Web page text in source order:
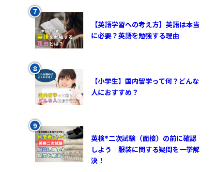
【英語学習への考え方】英語は本当
に必要？英語を勉強する理由
【小学生】国内留学って何？どんな
人におすすめ？
英検®︎二次試験（面接）の前に確認
しよう｜服装に関する疑問を一挙解
決！